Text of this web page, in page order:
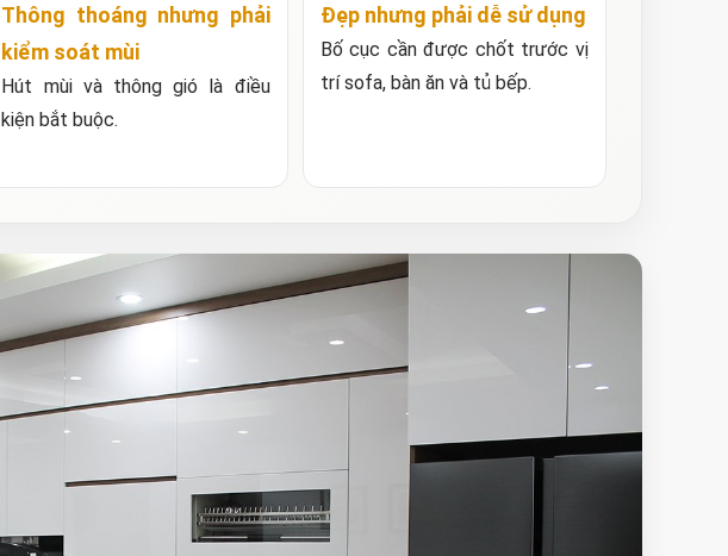
Thông thoáng nhưng phải
kiểm soát mùi
Hút mùi và thông gió là điều
kiện bắt buộc.
Đẹp nhưng phải dễ sử dụng
Bố cục cần được chốt trước vị
trí sofa, bàn ăn và tủ bếp.